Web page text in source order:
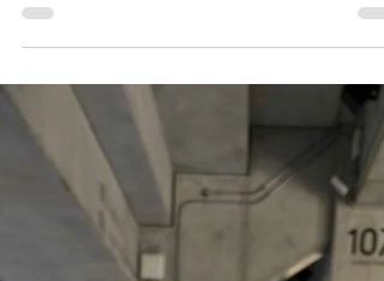
く」さんへ！
く」さんへ行ってきました！🍺✨ お店に入
って、まずは乾杯🍻そして料理をいただい
いると…… 出てくる！出てくる！次から次
へと美味しい料理が登場！！😆 「おっ、こ
れも美味しい！」「次は何が出てくるんだ